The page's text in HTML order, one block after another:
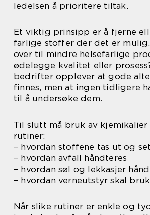
ledelsen å prioritere tiltak.
Et viktig prinsipp er å fjerne
farlige stoffer der det er mulig.
over til mindre helsefarlige
ødelegge kvalitet eller
bedrifter opplever at gode
finnes, men at ingen tidligere
til å undersøke dem.
Til slutt må bruk av
rutiner:
– hvordan stoffene tas ut og
– hvordan avfall håndteres
– hvordan søl og lekkasjer
– hvordan verneutstyr skal
Når slike rutiner er enkle og